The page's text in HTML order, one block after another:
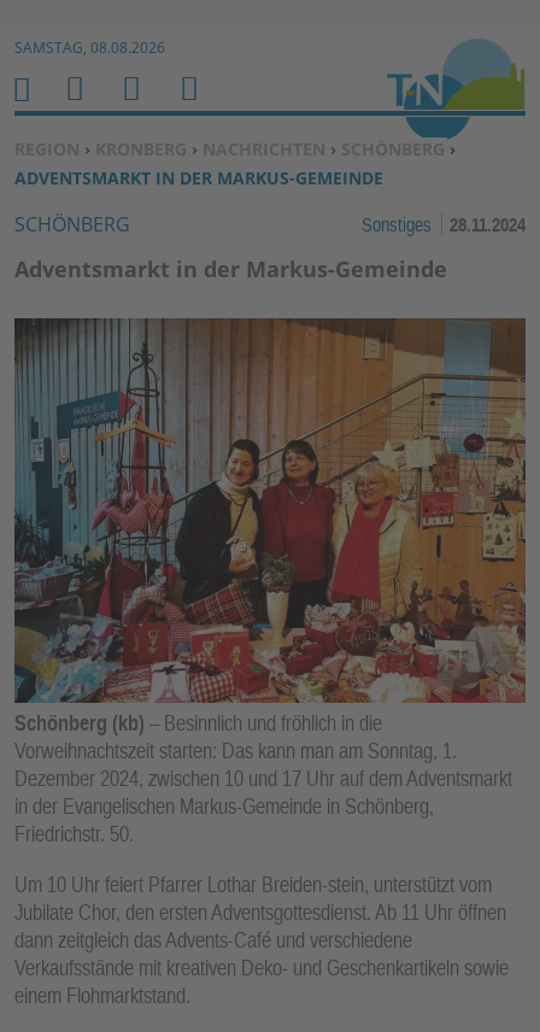
Zum Inhalt springen ↓
SAMSTAG, 08.08.2026
SIE BEFINDEN SICH HIER:
REGION › KRONBERG › NACHRICHTEN › SCHÖNBERG ›
ADVENTSMARKT IN DER MARKUS-GEMEINDE
SCHÖNBERG Sonstiges 28.11.2024
Adventsmarkt in der Markus-Gemeinde
Schönberg (kb) – Besinnlich und fröhlich in die
Vorweihnachtszeit starten: Das kann man am Sonntag, 1.
Dezember 2024, zwischen 10 und 17 Uhr auf dem Adventsmarkt
in der Evangelischen Markus-Gemeinde in Schönberg,
Friedrichstr. 50.
Um 10 Uhr feiert Pfarrer Lothar Breiden-stein, unterstützt vom
Jubilate Chor, den ersten Adventsgottesdienst. Ab 11 Uhr öffnen
dann zeitgleich das Advents-Café und verschiedene
Verkaufsstände mit kreativen Deko- und Geschenkartikeln sowie
einem Flohmarktstand.
H
O
M
E
M
E
N
U
S
U
C
H
E
N
B
E
N
Z
R
F
U
TI
O
N
E
N